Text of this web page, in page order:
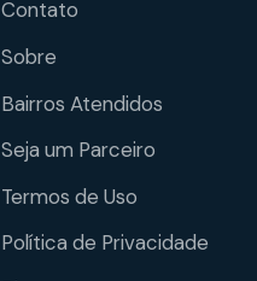
Contato
Sobre
Bairros Atendidos
Seja um Parceiro
Termos de Uso
Política de Privacidade